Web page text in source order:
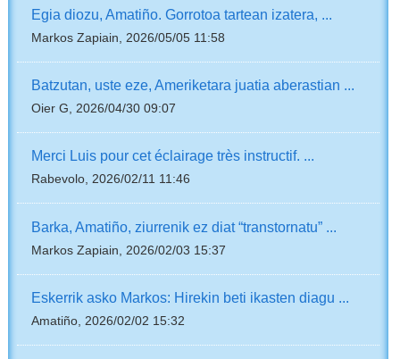
Egia diozu, Amatiño. Gorrotoa tartean izatera, ...
Markos Zapiain, 2026/05/05 11:58
Batzutan, uste eze, Ameriketara juatia aberastian ...
Oier G, 2026/04/30 09:07
Merci Luis pour cet éclairage très instructif. ...
Rabevolo, 2026/02/11 11:46
Barka, Amatiño, ziurrenik ez diat “transtornatu” ...
Markos Zapiain, 2026/02/03 15:37
Eskerrik asko Markos: Hirekin beti ikasten diagu ...
Amatiño, 2026/02/02 15:32